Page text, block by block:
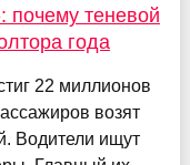
теневой
года
22 миллионов
возят
Водители ищут